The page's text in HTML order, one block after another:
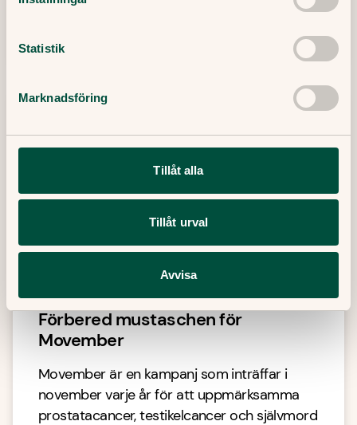
Statistik
Marknadsföring
Tillåt alla
Tillåt urval
Avvisa
Läs mer
Förbered mustaschen för
Movember
Movember är en kampanj som inträffar i
november varje år för att uppmärksamma
prostatacancer, testikelcancer och självmord